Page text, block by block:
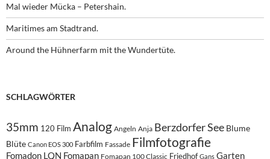
Mal wieder Mücka – Petershain.
Maritimes am Stadtrand.
Around the Hühnerfarm mit the Wundertüte.
SCHLAGWÖRTER
35mm 120 Film Analog Angeln Anja Berzdorfer See Blume
Blüte Canon EOS 300 Farbfilm Fassade Filmfotografie
Fomadon LQN Fomapan Fomapan 100 Classic Friedhof Gans Garten